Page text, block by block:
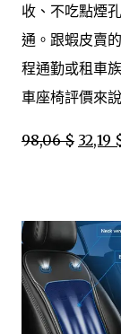
收、不吃點煙
通。跟蝦皮賣
程通勤或租車
車座椅評價來
98,06 $ 32,19